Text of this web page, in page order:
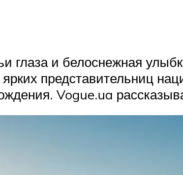
глаза и белоснежная
представительниц
Vogue.ua